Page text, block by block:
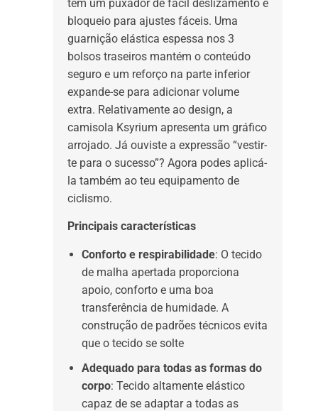
tem um puxador de fácil deslizamento e
bloqueio para ajustes fáceis. Uma
guarnição elástica espessa nos 3
bolsos traseiros mantém o conteúdo
seguro e um reforço na parte inferior
expande-se para adicionar volume
extra. Relativamente ao design, a
camisola Ksyrium apresenta um gráfico
arrojado. Já ouviste a expressão “vestir-
te para o sucesso”? Agora podes aplicá-
la também ao teu equipamento de
ciclismo.
Principais características
Conforto e respirabilidade: O tecido
de malha apertada proporciona
apoio, conforto e uma boa
transferência de humidade. A
construção de padrões técnicos evita
que o tecido se solte
Adequado para todas as formas do
corpo: Tecido altamente elástico
capaz de se adaptar a todas as